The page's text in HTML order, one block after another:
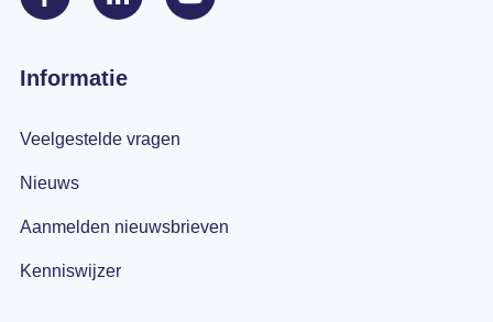
Informatie
Veelgestelde vragen
Nieuws
Aanmelden nieuwsbrieven
Kenniswijzer